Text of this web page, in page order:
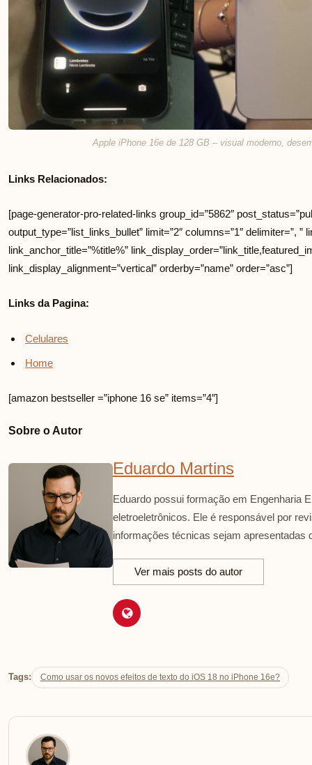
Apple iPhone 16e de 128 GB – visual moderno,
Links Relacionados:
[page-generator-pro-related-links group_id=”5862″
output_type=”list_links_bullet” limit=”2″ columns=”1″ delimiter=”, ”
link_anchor_title=”%title%”
link_display_alignment=”vertical” orderby=”name” order=”asc”]
Links da Pagina:
Celulares
Home
[amazon bestseller =”iphone 16 se” items=”4″]
Sobre o Autor
Eduardo Martins
Eduardo possui formação em Engenharia
eletroeletrônicos. Ele é responsável por
informações técnicas sejam apresentadas
Ver mais posts do autor
Tags: Como usar os novos efeitos de texto do iOS 18 no iPhone 16e?